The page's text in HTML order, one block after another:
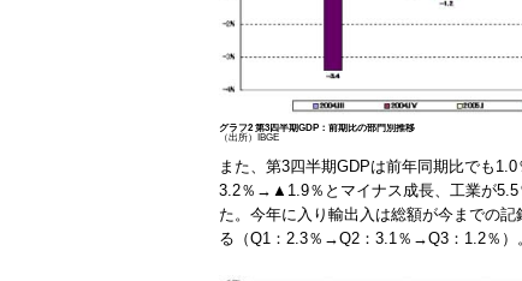
グラフ2 第3四半期GDP：前期比の部門別推移
（出所）IBGE
また、第3四半期GDPは前年同期比でも
3.2％→▲1.9％とマイナス成長、工業が5.5
た。今年に入り輸出入は総額が今までの
る（Q1：2.3％→Q2：3.1％→Q3：1.2％）